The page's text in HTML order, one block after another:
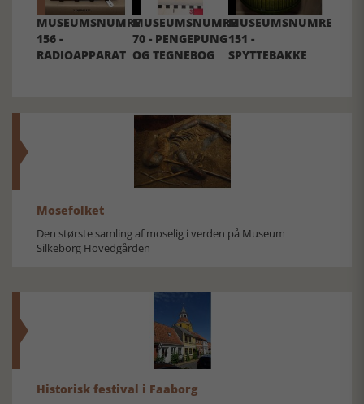
MUSEUMSNUMRE
156 -
RADIOAPPARAT
MUSEUMSNUMRE
70 - PENGEPUNG
OG TEGNEBOG
MUSEUMSNUMRE
151 -
SPYTTEBAKKE
Mosefolket
Den største samling af moselig i verden på Museum
Silkeborg Hovedgården
Historisk festival i Faaborg